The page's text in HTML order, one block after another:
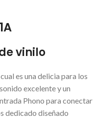
vinilo
es una delicia para los
excelente y un
Phono para conectar
dedicado diseñado